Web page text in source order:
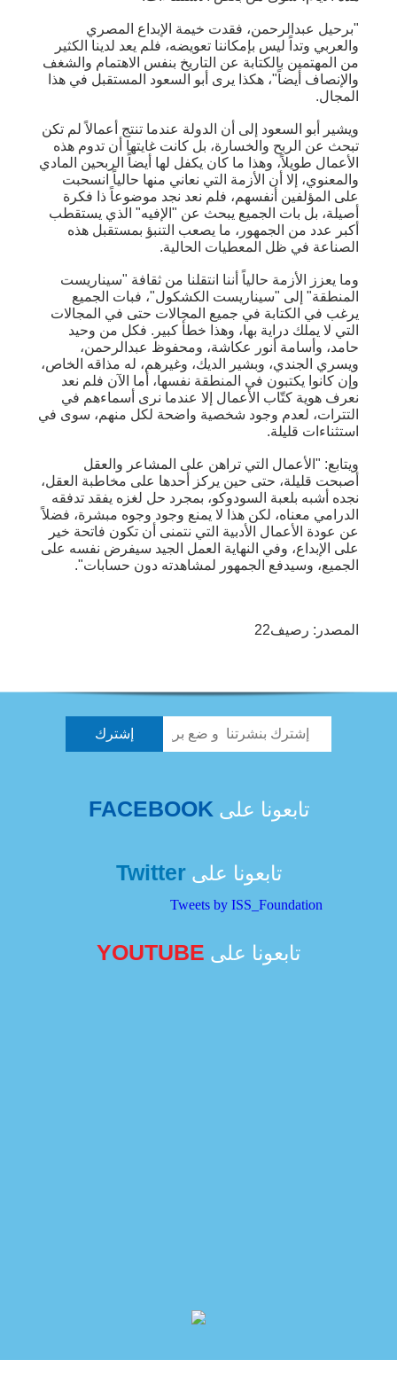
"برحيل عبدالرحمن، فقدت خيمة الإبداع المصري
والعربي وتداً ليس بإمكاننا تعويضه، فلم يعد لدينا الكثير
من المهتمين بالكتابة عن التاريخ بنفس الاهتمام والشغف
والإنصاف أيضاً"، هكذا يرى أبو السعود المستقبل في هذا
المجال.
ويشير أبو السعود إلى أن الدولة عندما تنتج أعمالاً لم تكن
تبحث عن الربح والخسارة، بل كانت غايتها أن تدوم هذه
الأعمال طويلاً، وهذا ما كان يكفل لها أيضاً الربحين المادي
والمعنوي، إلا أن الأزمة التي نعاني منها حالياً انسحبت
على المؤلفين أنفسهم، فلم نعد نجد موضوعاً ذا فكرة
أصيلة، بل بات الجميع يبحث عن "الإفيه" الذي يستقطب
أكبر عدد من الجمهور، ما يصعب التنبؤ بمستقبل هذه
الصناعة في ظل المعطيات الحالية.
وما يعزز الأزمة حالياً أننا انتقلنا من ثقافة "سيناريست
المنطقة" إلى "سيناريست الكشكول"، فبات الجميع
يرغب في الكتابة في جميع المجالات حتى في المجالات
التي لا يملك دراية بها، وهذا خطأ كبير. فكل من وحيد
حامد، وأسامة أنور عكاشة، ومحفوظ عبدالرحمن،
ويسري الجندي، وبشير الديك، وغيرهم، له مذاقه الخاص،
وإن كانوا يكتبون في المنطقة نفسها، أما الآن فلم نعد
نعرف هوية كتّاب الأعمال إلا عندما نرى أسماءهم في
التترات، لعدم وجود شخصية واضحة لكل منهم، سوى في
استثناءات قليلة.
ويتابع: "الأعمال التي تراهن على المشاعر والعقل
أصبحت قليلة، حتى حين يركز أحدها على مخاطبة العقل،
نجده أشبه بلعبة السودوكو، بمجرد حل لغزه يفقد تدفقه
الدرامي معناه، لكن هذا لا يمنع وجود وجوه مبشرة، فضلاً
عن عودة الأعمال الأدبية التي نتمنى أن تكون فاتحة خير
على الإبداع، وفي النهاية العمل الجيد سيفرض نفسه على
الجميع، وسيدفع الجمهور لمشاهدته دون حسابات".
المصدر: رصيف22
تابعونا على FACEBOOK
تابعونا علىTwitter
Tweets by ISS_Foundation
تابعونا على YOUTUBE